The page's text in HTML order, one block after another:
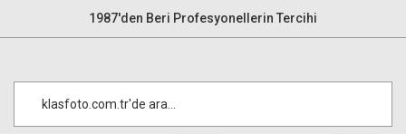
1987'den Beri Profesyonellerin Tercihi